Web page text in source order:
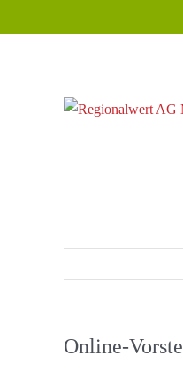
Inhalt
Online-